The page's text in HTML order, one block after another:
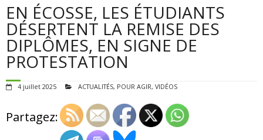
POUR AGIR
AGENDA
QUI SOMMES-NOUS ?
ADHÉSIONS, DONS, CONTACT
EN ÉCOSSE, LES ÉTUDIANTS
DÉSERTENT LA REMISE DES
DIPLÔMES, EN SIGNE DE
PROTESTATION
4 juillet 2025 ACTUALITÉS, POUR AGIR, VIDÉOS
Partagez: